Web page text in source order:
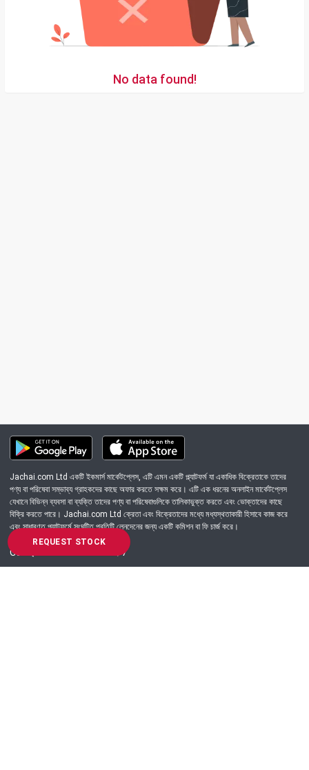
REQUEST STOCK
No data found!
Jachai.com Ltd একটি ইকমার্স মার্কেটপ্লেস, এটি এমন একটি প্ল্যাটফর্ম যা একাধিক বিক্রেতাকে তাদের
পণ্য বা পরিষেবা সম্ভাব্য গ্রাহকদের কাছে অফার করতে সক্ষম করে। এটি এক ধরনের অনলাইন মার্কেটপ্লেস
যেখানে বিভিন্ন ব্যবসা বা ব্যক্তি তাদের পণ্য বা পরিষেবাগুলিকে তালিকাভুক্ত করতে এবং ভোক্তাদের কাছে
বিক্রি করতে পারে। Jachai.com Ltd ক্রেতা এবং বিক্রেতাদের মধ্যে মধ্যস্থতাকারী হিসাবে কাজ করে
এবং সাধারণত প্ল্যাটফর্মে সংঘটিত প্রতিটি লেনদেনের জন্য একটি কমিশন বা ফি চার্জ করে।
Got Question? Call us 24/7